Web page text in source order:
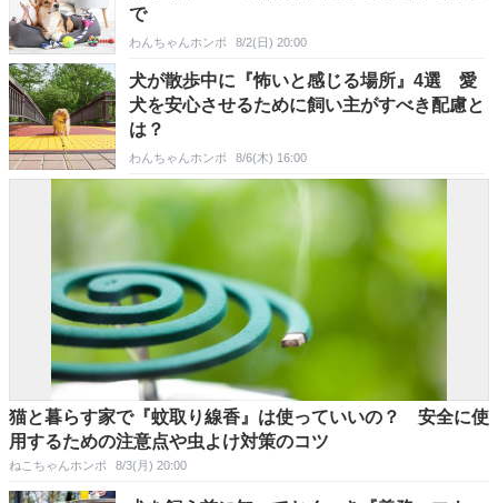
で
わんちゃんホンポ 8/2(日) 20:00
犬が散歩中に『怖いと感じる場所』4選 愛
犬を安心させるために飼い主がすべき配慮と
は？
わんちゃんホンポ 8/6(木) 16:00
猫と暮らす家で『蚊取り線香』は使っていいの？ 安全に使
用するための注意点や虫よけ対策のコツ
ねこちゃんホンポ 8/3(月) 20:00